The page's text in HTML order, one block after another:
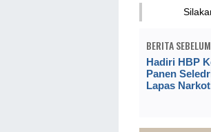
BERITA
Hadiri HBP
Panen
Lapas